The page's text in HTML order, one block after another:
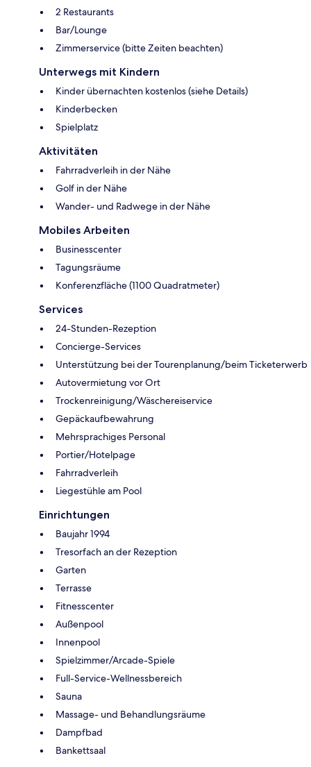
2 Restaurants
Bar/Lounge
Zimmerservice (bitte Zeiten beachten)
Unterwegs mit Kindern
Kinder übernachten kostenlos (siehe Details)
Kinderbecken
Spielplatz
Aktivitäten
Fahrradverleih in der Nähe
Golf in der Nähe
Wander- und Radwege in der Nähe
Mobiles Arbeiten
Businesscenter
Tagungsräume
Konferenzfläche (1100 Quadratmeter)
Services
24-Stunden-Rezeption
Concierge-Services
Unterstützung bei der Tourenplanung/beim Ticketerwerb
Autovermietung vor Ort
Trockenreinigung/Wäschereiservice
Gepäckaufbewahrung
Mehrsprachiges Personal
Portier/Hotelpage
Fahrradverleih
Liegestühle am Pool
Einrichtungen
Baujahr 1994
Tresorfach an der Rezeption
Garten
Terrasse
Fitnesscenter
Außenpool
Innenpool
Spielzimmer/Arcade-Spiele
Full-Service-Wellnessbereich
Sauna
Massage- und Behandlungsräume
Dampfbad
Bankettsaal